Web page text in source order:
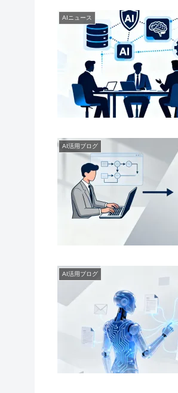
AIニュース
AI活用ブログ
AI活用ブログ